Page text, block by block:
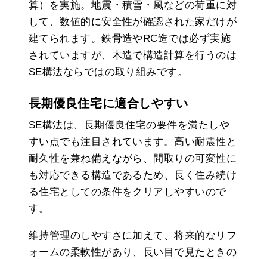
算）を実施。地震・積雪・風などの荷重に対
して、数値的に安全性が確認された家だけが
建てられます。鉄骨造やRC造では必ず実施
されていますが、木造で構造計算を行うのは
SE構法ならではの取り組みです。
長期優良住宅に適合しやすい
SE構法は、長期優良住宅の要件を満たしや
すい点でも注目されています。高い耐震性と
耐久性を兼ね備えながら、間取りの可変性に
も対応できる構造であるため、長く住み続け
る住宅としての条件をクリアしやすいので
す。
維持管理のしやすさに加えて、将来的なリフ
ォームの柔軟性があり、長い目で見たときの